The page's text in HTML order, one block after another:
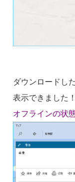
ダウンロードし
表示できました！
オフラインの状